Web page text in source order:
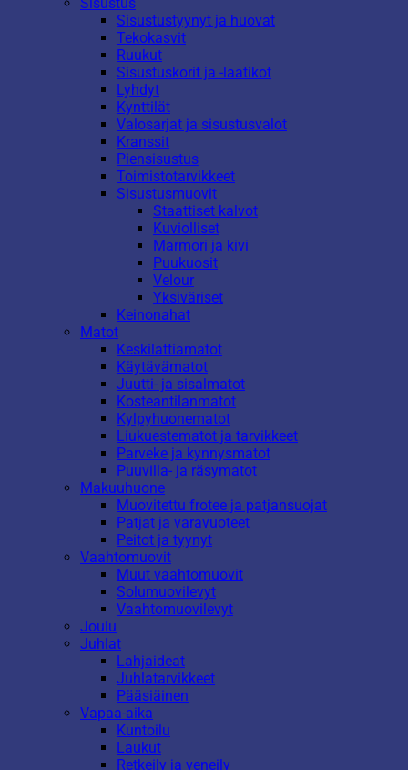
Sisustustyynyt ja huovat
Tekokasvit
Ruukut
Sisustuskorit ja -laatikot
Lyhdyt
Kynttilät
Valosarjat ja sisustusvalot
Kranssit
Piensisustus
Toimistotarvikkeet
Sisustusmuovit
Staattiset kalvot
Kuviolliset
Marmori ja kivi
Puukuosit
Velour
Yksiväriset
Keinonahat
Matot
Keskilattiamatot
Käytävämatot
Juutti- ja sisalmatot
Kosteantilanmatot
Kylpyhuonematot
Liukuestematot ja tarvikkeet
Parveke ja kynnysmatot
Puuvilla- ja räsymatot
Makuuhuone
Muovitettu frotee ja patjansuojat
Patjat ja varavuoteet
Peitot ja tyynyt
Vaahtomuovit
Muut vaahtomuovit
Solumuovilevyt
Vaahtomuovilevyt
Joulu
Juhlat
Lahjaideat
Juhlatarvikkeet
Pääsiäinen
Vapaa-aika
Kuntoilu
Laukut
Retkeily ja veneily